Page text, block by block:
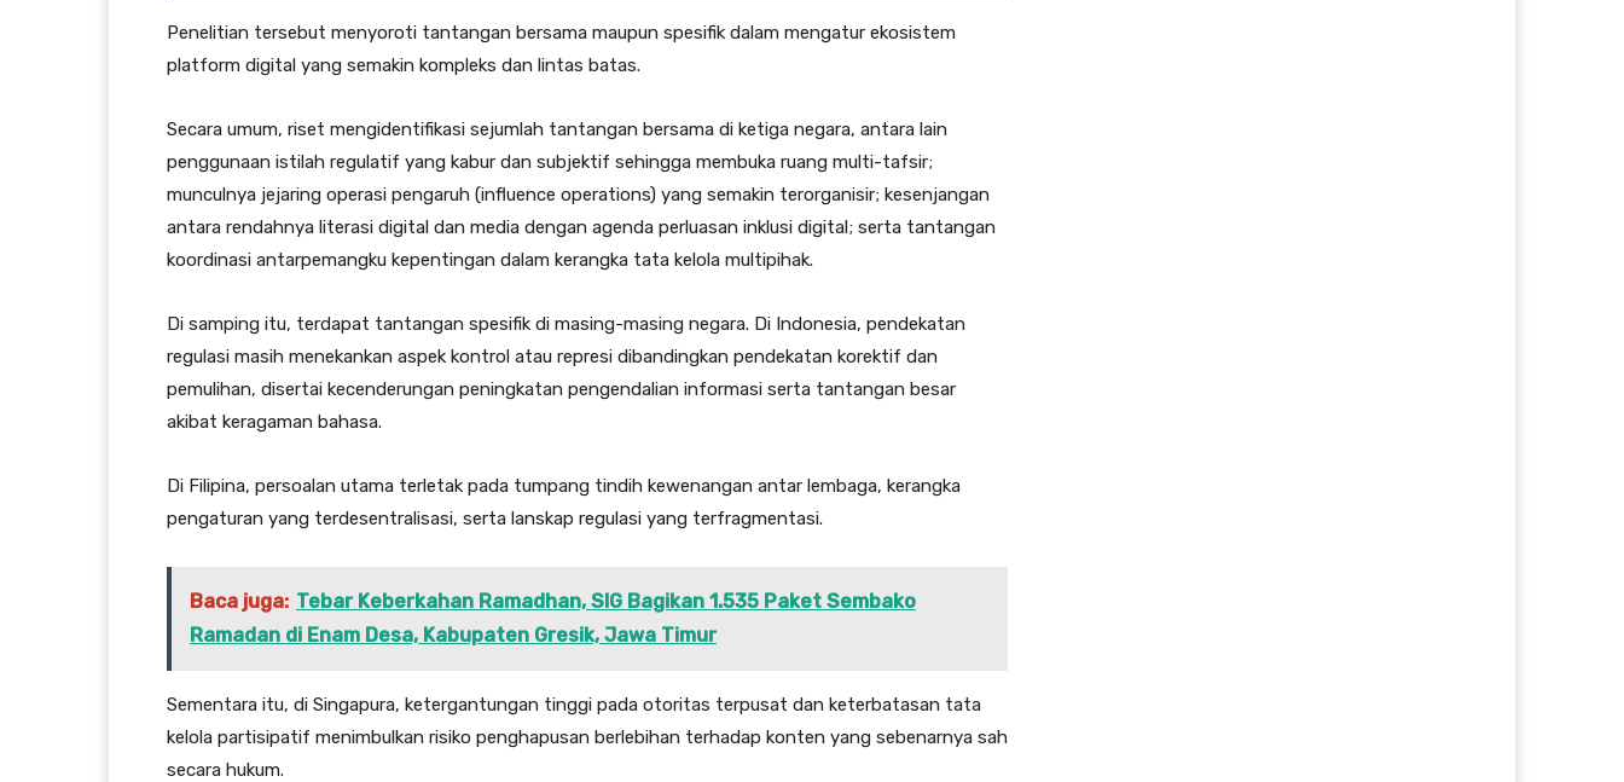
Penelitian tersebut menyoroti tantangan bersama maupun spesifik dalam mengatur ekosistem
platform digital yang semakin kompleks dan lintas batas.
Secara umum, riset mengidentifikasi sejumlah tantangan bersama di ketiga negara, antara lain
penggunaan istilah regulatif yang kabur dan subjektif sehingga membuka ruang multi-tafsir;
munculnya jejaring operasi pengaruh (influence operations) yang semakin terorganisir; kesenjangan
antara rendahnya literasi digital dan media dengan agenda perluasan inklusi digital; serta tantangan
koordinasi antarpemangku kepentingan dalam kerangka tata kelola multipihak.
Di samping itu, terdapat tantangan spesifik di masing-masing negara. Di Indonesia, pendekatan
regulasi masih menekankan aspek kontrol atau represi dibandingkan pendekatan korektif dan
pemulihan, disertai kecenderungan peningkatan pengendalian informasi serta tantangan besar
akibat keragaman bahasa.
Di Filipina, persoalan utama terletak pada tumpang tindih kewenangan antar lembaga, kerangka
pengaturan yang terdesentralisasi, serta lanskap regulasi yang terfragmentasi.
Baca juga: Tebar Keberkahan Ramadhan, SIG Bagikan 1.535 Paket Sembako
Ramadan di Enam Desa, Kabupaten Gresik, Jawa Timur
Sementara itu, di Singapura, ketergantungan tinggi pada otoritas terpusat dan keterbatasan tata
kelola partisipatif menimbulkan risiko penghapusan berlebihan terhadap konten yang sebenarnya sah
secara hukum.